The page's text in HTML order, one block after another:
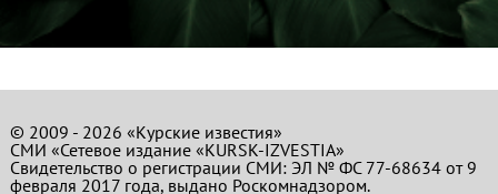
© 2009 - 2026 «Курские известия»
СМИ «Сетевое издание «KURSK-IZVESTIA»
Свидетельство о регистрации СМИ: ЭЛ № ФС 77-68634 от 9
февраля 2017 года, выдано Роскомнадзором.